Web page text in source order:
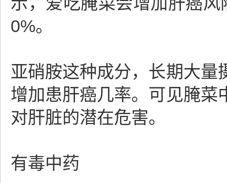
0%。
亚硝胺这种成分，长期大量
增加患肝癌几率。可见腌菜
对肝脏的潜在危害。
有毒中药